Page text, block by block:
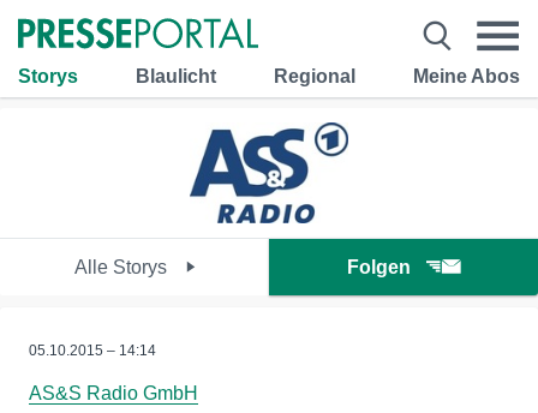
Storys Blaulicht Regional Meine Abos
Alle Storys Folgen
05.10.2015 – 14:14
AS&S Radio GmbH